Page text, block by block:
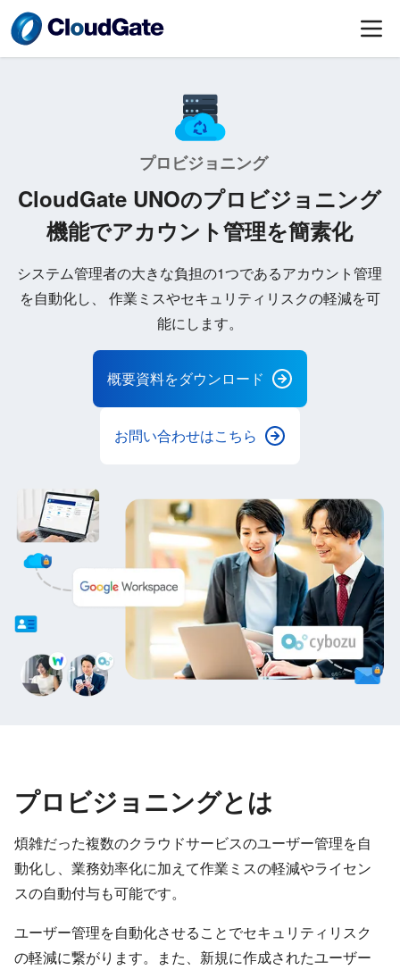
プロビジョニング
CloudGate UNOのプロビジョニング
機能でアカウント管理を簡素化
システム管理者の大きな負担の1つであるアカウント管理
を自動化し、
作業ミスやセキュリティリスクの軽減を可
能にします。
概要資料をダウンロード
お問い合わせはこちら
プロビジョニングとは
煩雑だった複数のクラウドサービスのユーザー管理を自
動化し、業務効率化に加えて作業ミスの軽減やライセン
スの自動付与も可能です。
ユーザー管理を自動化させることでセキュリティリスク
の軽減に繋がります。また、新規に作成されたユーザー